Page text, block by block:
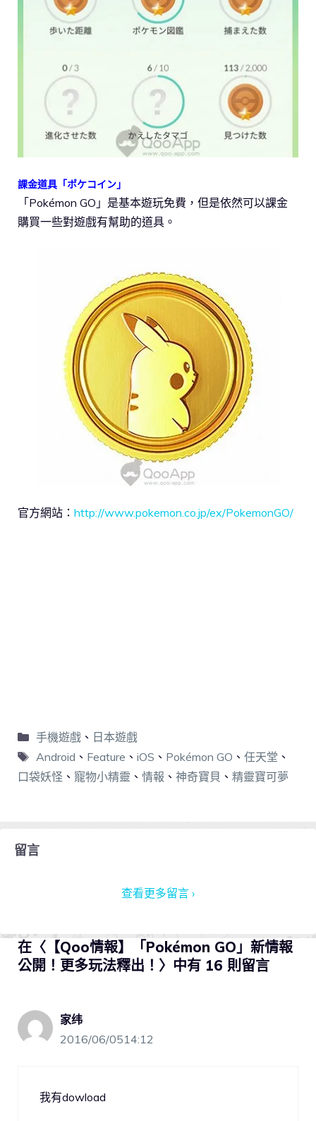
課金道具「ポケコイン」
「Pokémon GO」是基本遊玩免費，但是依然可以課金
購買一些對遊戲有幫助的道具。
官方網站： http://www.pokemon.co.jp/ex/PokemonGO/
手機遊戲、 日本遊戲
Android 、 Feature 、 iOS 、 Pokémon GO 、 任天堂 、
口袋妖怪 、 寵物小精靈 、 情報 、 神奇寶貝 、 精靈寶可夢
留言
查看更多留言 ›
在〈【Qoo情報】「Pokémon GO」新情報
公開！更多玩法釋出！〉中有 16 則留言
家纬
2016/06/0514:12
我有dowload